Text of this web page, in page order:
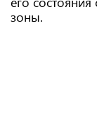
зоны.